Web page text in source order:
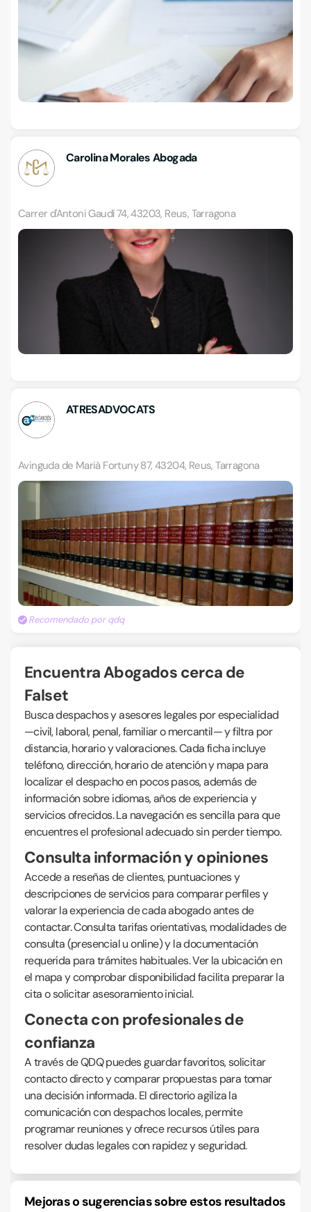
Carolina Morales Abogada
Carrer d'Antoni Gaudí 74, 43203, Reus, Tarragona
ATRESADVOCATS
Avinguda de Marià Fortuny 87, 43204, Reus, Tarragona
Recomendado por qdq
Encuentra Abogados cerca de
Falset
Busca despachos y asesores legales por especialidad
—civil, laboral, penal, familiar o mercantil— y filtra por
distancia, horario y valoraciones. Cada ficha incluye
teléfono, dirección, horario de atención y mapa para
localizar el despacho en pocos pasos, además de
información sobre idiomas, años de experiencia y
servicios ofrecidos. La navegación es sencilla para que
encuentres el profesional adecuado sin perder tiempo.
Consulta información y opiniones
Accede a reseñas de clientes, puntuaciones y
descripciones de servicios para comparar perfiles y
valorar la experiencia de cada abogado antes de
contactar. Consulta tarifas orientativas, modalidades de
consulta (presencial u online) y la documentación
requerida para trámites habituales. Ver la ubicación en
el mapa y comprobar disponibilidad facilita preparar la
cita o solicitar asesoramiento inicial.
Conecta con profesionales de
confianza
A través de QDQ puedes guardar favoritos, solicitar
contacto directo y comparar propuestas para tomar
una decisión informada. El directorio agiliza la
comunicación con despachos locales, permite
programar reuniones y ofrece recursos útiles para
resolver dudas legales con rapidez y seguridad.
Mejoras o sugerencias sobre estos resultados